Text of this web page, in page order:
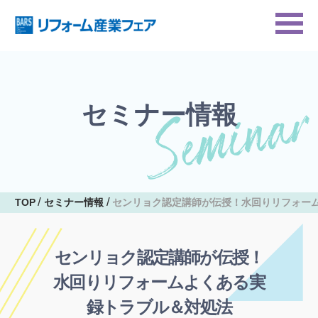
セミナー情報
TOP セミナー情報 センリョク認定講師が伝授！水回りリフォー
センリョク認定講師が伝授！
水回りリフォームよくある実
録トラブル＆対処法